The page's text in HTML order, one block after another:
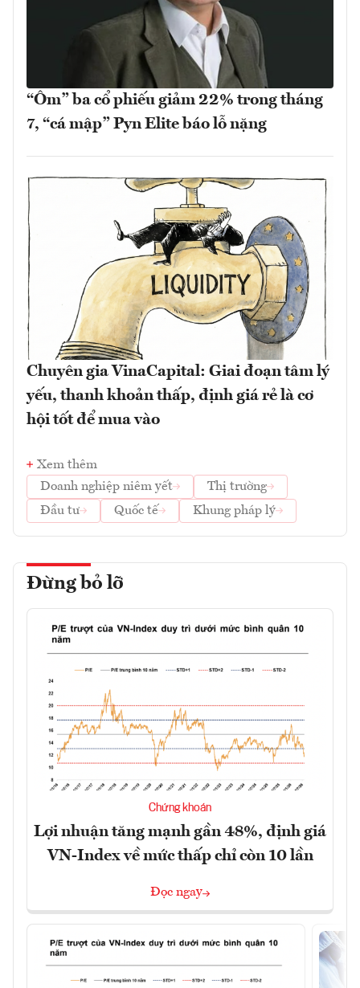
“Ôm” ba cổ phiếu giảm 22% trong tháng
7, “cá mập” Pyn Elite báo lỗ nặng
Chuyên gia VinaCapital: Giai đoạn tâm lý
yếu, thanh khoản thấp, định giá rẻ là cơ
hội tốt để mua vào
Xem thêm
Doanh nghiệp niêm yết
Thị trường
Đầu tư
Quốc tế Khung pháp lý
Đừng bỏ lỡ
Chứng khoán
Lợi nhuận tăng mạnh gần 48%, định giá
VN-Index về mức thấp chỉ còn 10 lần
Đọc ngay